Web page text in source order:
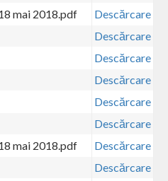
mai 2018.pdf
Descărcare
Descărcare
Descărcare
Descărcare
Descărcare
Descărcare
mai 2018.pdf
Descărcare
Descărcare